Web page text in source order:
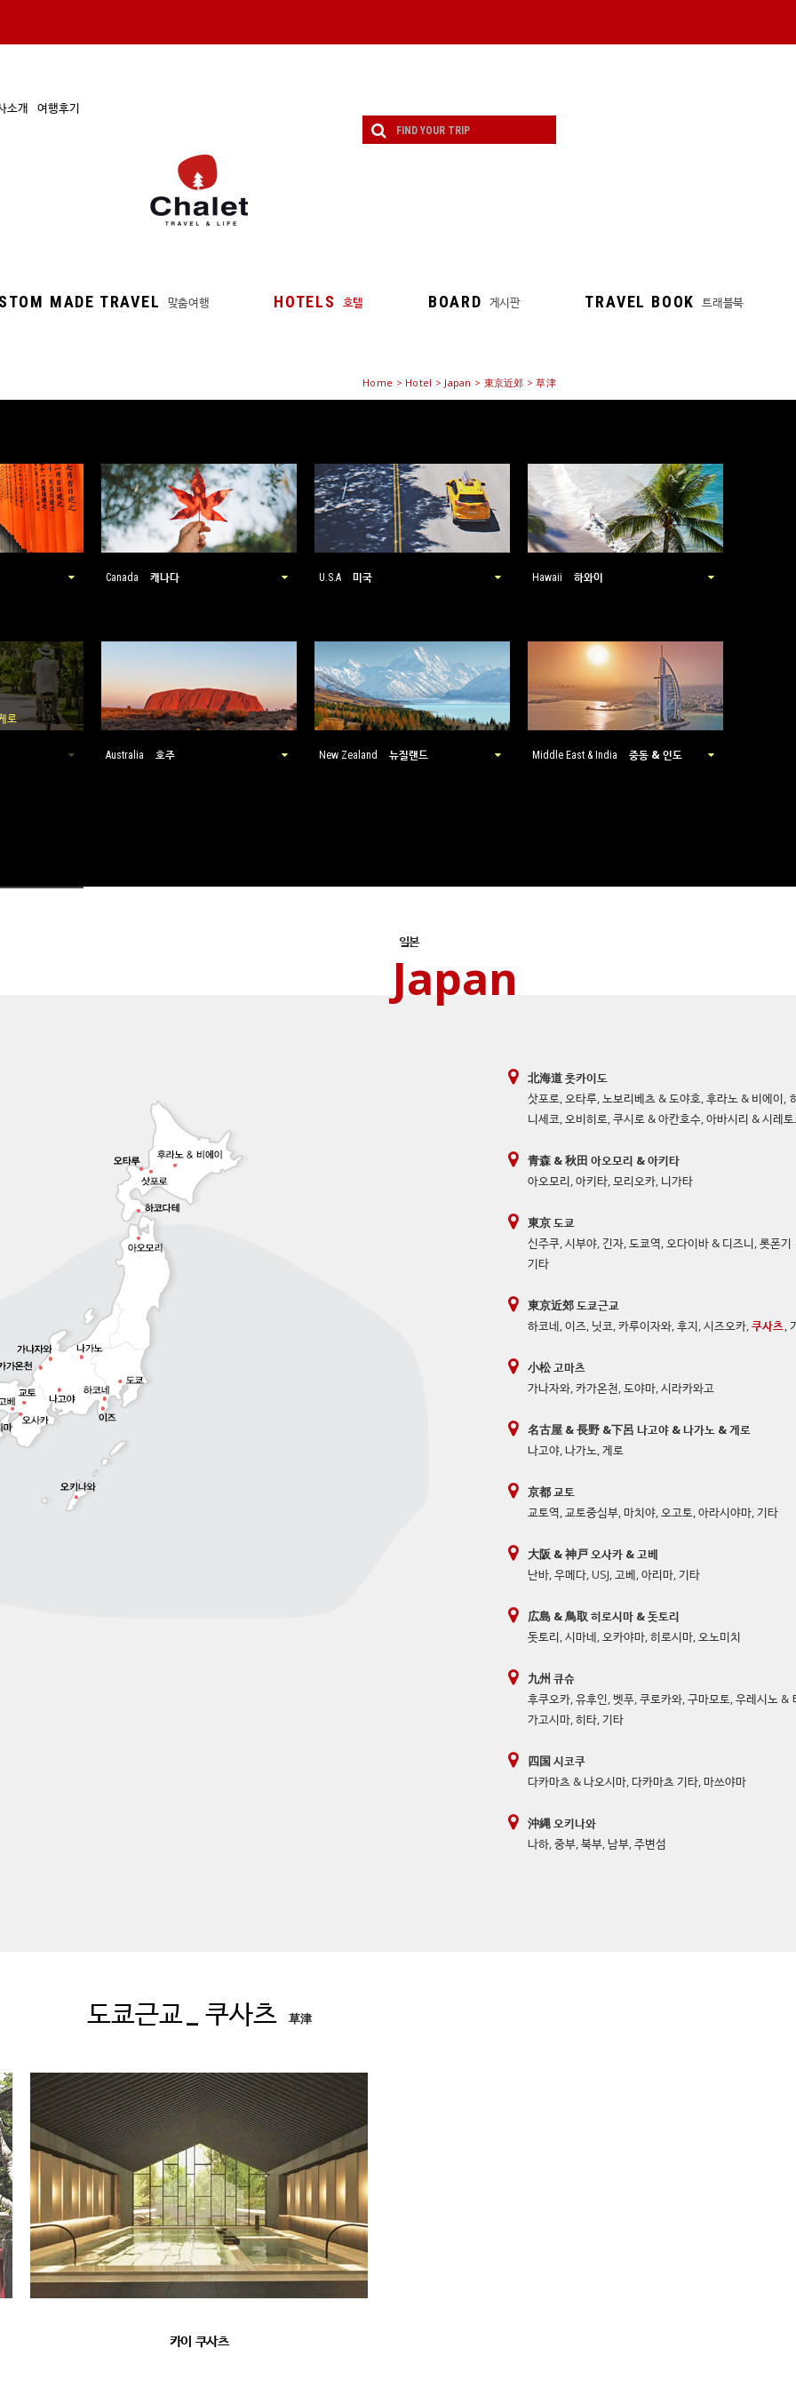
소개 여행후기
MADE TRAVEL 맞춤여행 HOTELS 호텔 BOARD 게시판 TRAVEL BOOK 트래블북
Home > Hotel > Japan > 東京近郊 > 草津
로
Canada 캐나다 U.S.A 미국 Hawaii 하와이
Australia 호주 New Zealand 뉴질랜드 Middle East & India 중동 & 인도
일본
Japan
北海道 홋카이도
삿포로,오타루,노보리베츠 & 도야호,후라노 & 비에이,
니세코,오비히로,쿠시로 & 아칸호수,아바시리 & 시레
青森 & 秋田 아오모리 & 아키타
아오모리,아키타,모리오카, 니가타
東京 도쿄
신주쿠,시부야, 긴자,도쿄역,오다이바 & 디즈니,롯폰기
기타
東京近郊 도쿄근교
하코네,이즈, 닛코,카루이자와,후지,시즈오카,쿠사츠,
小松 고마츠
가나자와,카가온천,도야마,시라카와고
名古屋 & 長野 &下呂 나고야 & 나가노 & 게로
나고야,나가노,게로
京都 교토
교토역,교토중심부,마치야,오고토,아라시야마,기타
大阪 & 神戸 오사카 & 고베
난바,우메다,USJ,고베,아리마,기타
広島 & 鳥取 히로시마 & 돗토리
돗토리,시마네,오카야마,히로시마,오노미치
九州 큐슈
후쿠오카,유후인, 벳푸,쿠로카와,구마모토,우레시노 &
가고시마,히타,기타
四国 시코쿠
다카마츠 & 나오시마, 다카마츠 기타,마쓰야마
沖縄 오키나와
나하,중부,북부,남부,주변섬
도쿄근교 _ 쿠사츠 草津
카이 쿠사츠